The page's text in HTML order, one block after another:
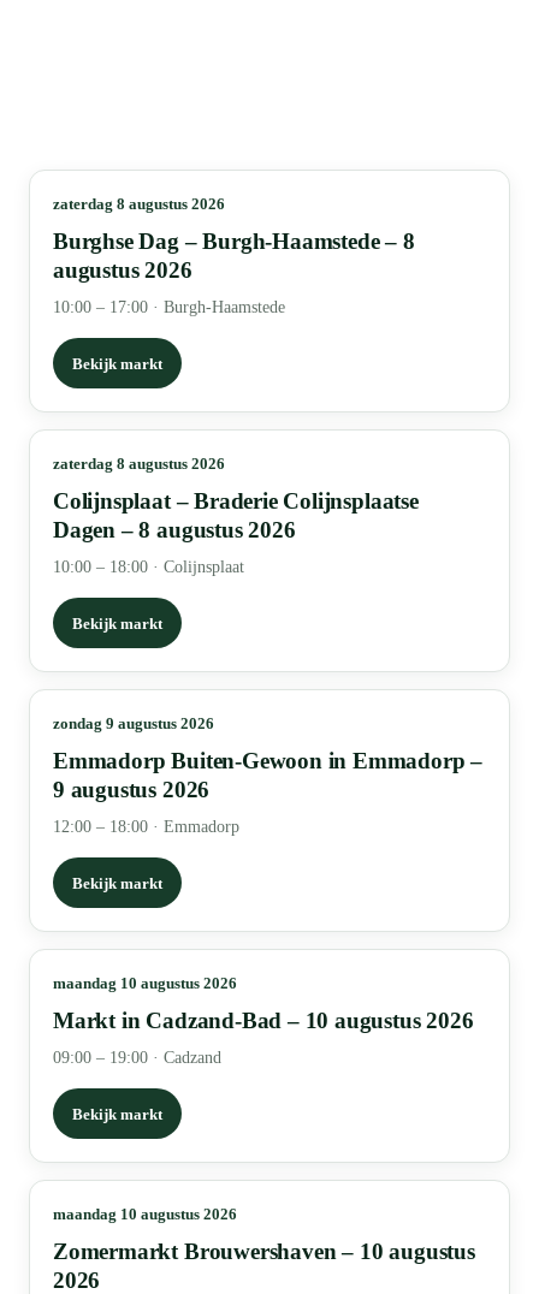
zaterdag 8 augustus 2026
Burghse Dag – Burgh-Haamstede – 8
augustus 2026
10:00 – 17:00 · Burgh-Haamstede
Bekijk markt
zaterdag 8 augustus 2026
Colijnsplaat – Braderie Colijnsplaatse
Dagen – 8 augustus 2026
10:00 – 18:00 · Colijnsplaat
Bekijk markt
zondag 9 augustus 2026
Emmadorp Buiten-Gewoon in Emmadorp –
9 augustus 2026
12:00 – 18:00 · Emmadorp
Bekijk markt
maandag 10 augustus 2026
Markt in Cadzand-Bad – 10 augustus 2026
09:00 – 19:00 · Cadzand
Bekijk markt
maandag 10 augustus 2026
Zomermarkt Brouwershaven – 10 augustus
2026